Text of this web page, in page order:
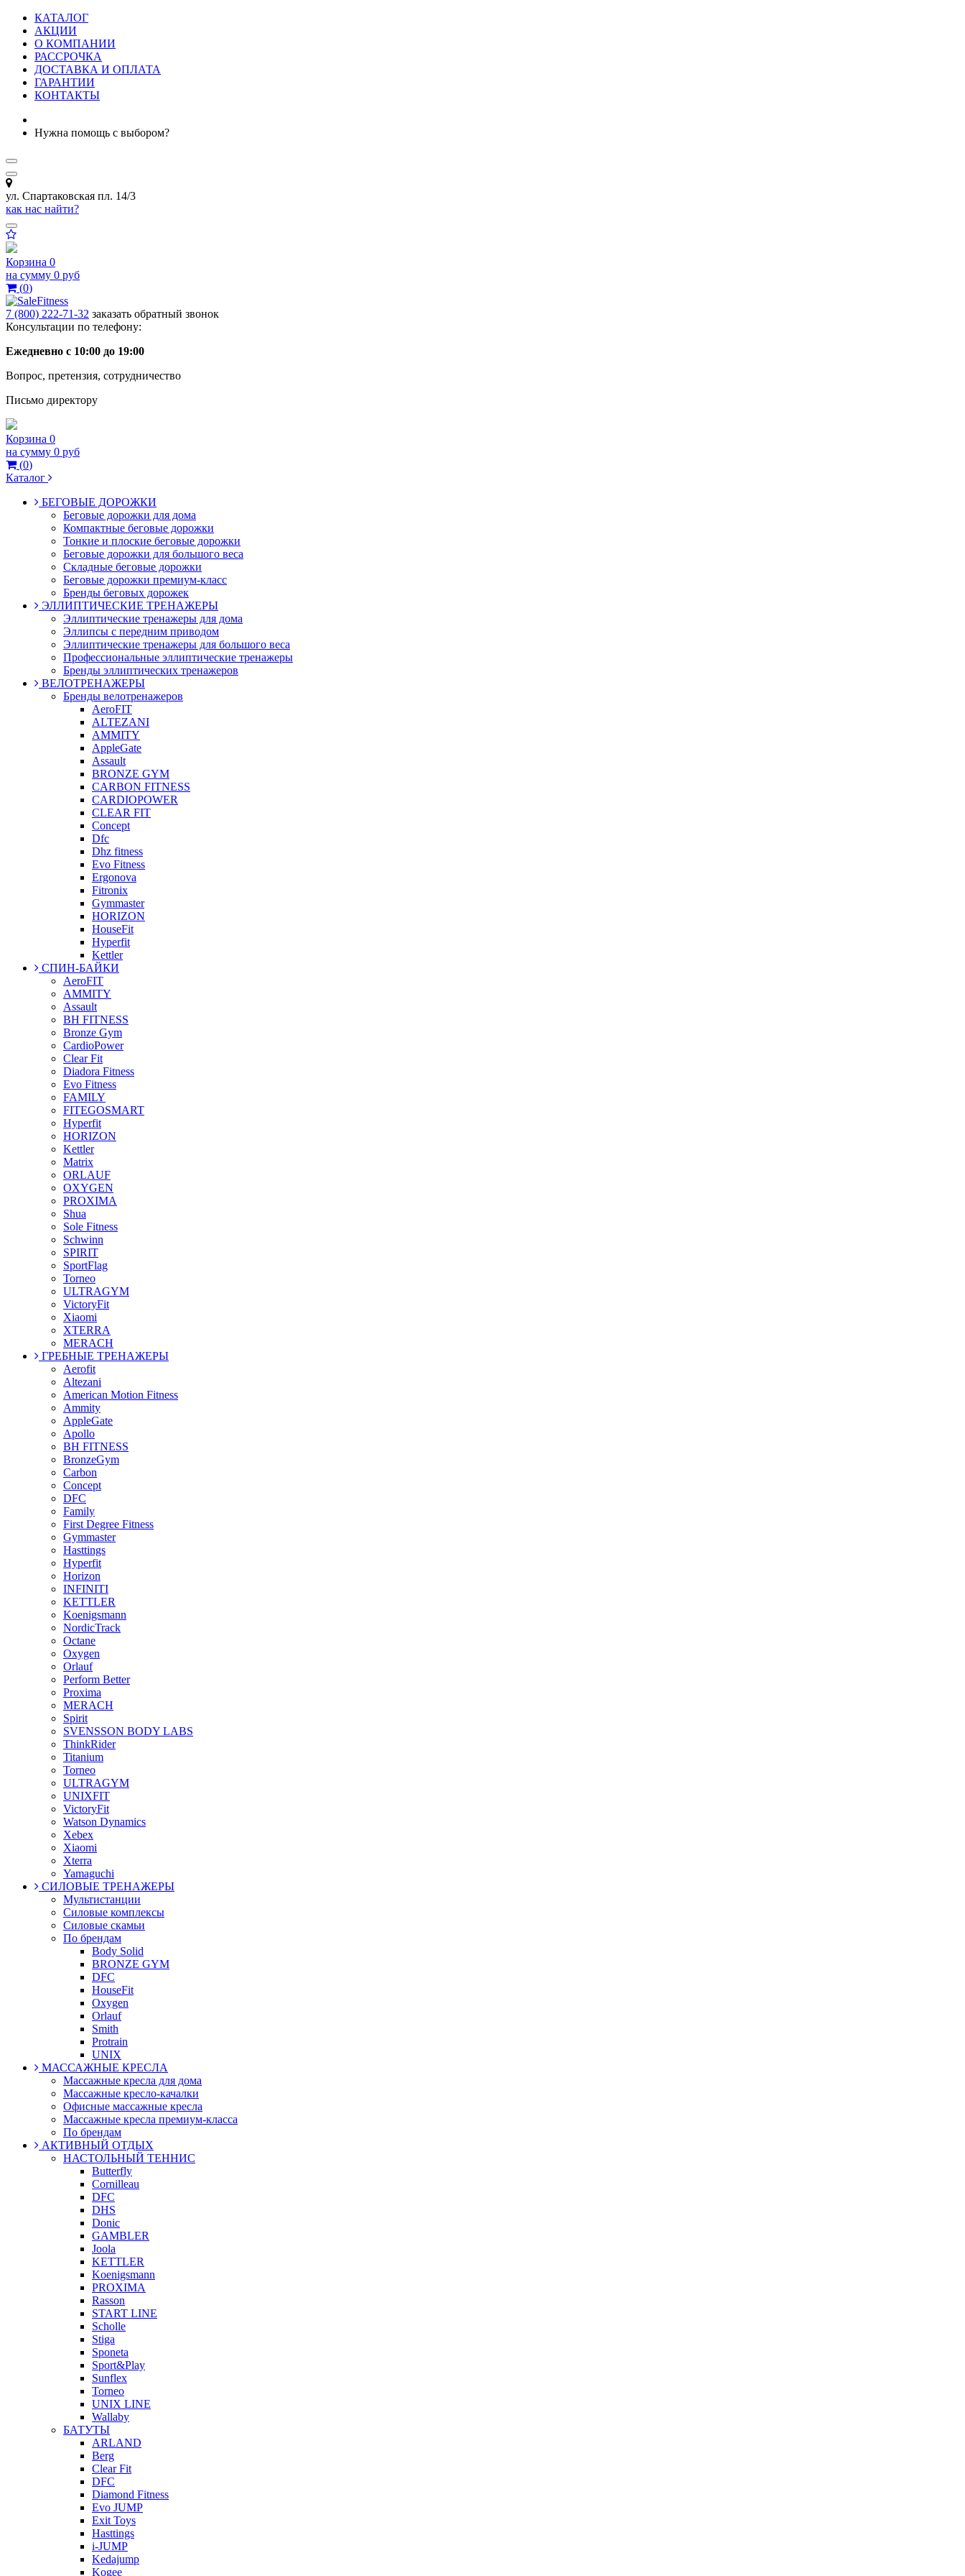
КАТАЛОГ
АКЦИИ
О КОМПАНИИ
РАССРОЧКА
ДОСТАВКА И ОПЛАТА
ГАРАНТИИ
КОНТАКТЫ
Нужна помощь с выбором?
ул. Спартаковская пл. 14/3
как нас найти?
Корзина 0
на сумму 0 руб
(0)
7 (800) 222-71-32 заказать обратный звонок
Консультации по телефону:
Ежедневно с 10:00 до 19:00
Вопрос, претензия, сотрудничество
Письмо директору
Корзина 0
на сумму 0 руб
(0)
Каталог
БЕГОВЫЕ ДОРОЖКИ
Беговые дорожки для дома
Компактные беговые дорожки
Тонкие и плоские беговые дорожки
Беговые дорожки для большого веса
Складные беговые дорожки
Беговые дорожки премиум-класс
Бренды беговых дорожек
ЭЛЛИПТИЧЕСКИЕ ТРЕНАЖЕРЫ
Эллиптические тренажеры для дома
Эллипсы с передним приводом
Эллиптические тренажеры для большого веса
Профессиональные эллиптические тренажеры
Бренды эллиптических тренажеров
ВЕЛОТРЕНАЖЕРЫ
Бренды велотренажеров
AeroFIT
ALTEZANI
AMMITY
AppleGate
Assault
BRONZE GYM
CARBON FITNESS
CARDIOPOWER
CLEAR FIT
Concept
Dfc
Dhz fitness
Evo Fitness
Ergonova
Fitronix
Gymmaster
HORIZON
HouseFit
Hyperfit
Kettler
СПИН-БАЙКИ
AeroFIT
AMMITY
Assault
BH FITNESS
Bronze Gym
CardioPower
Clear Fit
Diadora Fitness
Evo Fitness
FAMILY
FITEGOSMART
Hyperfit
HORIZON
Kettler
Matrix
ORLAUF
OXYGEN
PROXIMA
Shua
Sole Fitness
Schwinn
SPIRIT
SportFlag
Torneo
ULTRAGYM
VictoryFit
Xiaomi
XTERRA
MERACH
ГРЕБНЫЕ ТРЕНАЖЕРЫ
Aerofit
Altezani
American Motion Fitness
Ammity
AppleGate
Apollo
BH FITNESS
BronzeGym
Carbon
Concept
DFC
Family
First Degree Fitness
Gymmaster
Hasttings
Hyperfit
Horizon
INFINITI
KETTLER
Koenigsmann
NordicTrack
Octane
Oxygen
Orlauf
Perform Better
Proxima
MERACH
Spirit
SVENSSON BODY LABS
ThinkRider
Titanium
Torneo
ULTRAGYM
UNIXFIT
VictoryFit
Watson Dynamics
Xebex
Xiaomi
Xterra
Yamaguchi
СИЛОВЫЕ ТРЕНАЖЕРЫ
Мультистанции
Силовые комплексы
Силовые скамьи
По брендам
Body Solid
BRONZE GYM
DFC
HouseFit
Oxygen
Orlauf
Smith
Protrain
UNIX
МАССАЖНЫЕ КРЕСЛА
Массажные кресла для дома
Массажные кресло-качалки
Офисные массажные кресла
Массажные кресла премиум-класса
По брендам
АКТИВНЫЙ ОТДЫХ
НАСТОЛЬНЫЙ ТЕННИС
Butterfly
Cornilleau
DFC
DHS
Donic
GAMBLER
Joola
KETTLER
Koenigsmann
PROXIMA
Rasson
START LINE
Scholle
Stiga
Sponeta
Sport&Play
Sunflex
Torneo
UNIX LINE
Wallaby
БАТУТЫ
ARLAND
Berg
Clear Fit
DFC
Diamond Fitness
Evo JUMP
Exit Toys
Hasttings
i-JUMP
Kedajump
Kogee